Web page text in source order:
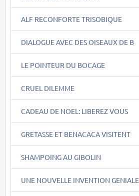
ALF RECONFORTE TRISOBIQUE
DIALOGUE AVEC DES OISEAUX DE B
LE POINTEUR DU BOCAGE
CRUEL DILEMME
CADEAU DE NOEL: LIBEREZ VOUS
GRETASSE ET BENACACA VISITENT
SHAMPOING AU GIBOLIN
UNE NOUVELLE INVENTION GENIALE